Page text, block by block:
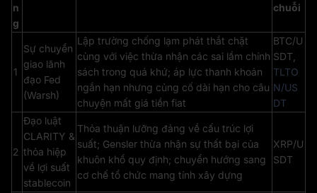
n
g
chuỗi
1
Sự chuyển
giao lãnh
đạo Fed
(Warsh)
Lập trường chống lạm phát thắt chặt
cùng với việc thừa nhận các sai lầm chính
sách trong quá khứ; áp lực thanh khoản
ngắn hạn nhưng củng cố dài hạn cho câu
chuyện mất giá tiền fiat
BTC/U
SDT,
TLTO
N/US
DT
2
Đạo luật
CLARITY &
thỏa hiệp
về lợi suất
stablecoin
Thỏa thuận lưỡng đảng về cấu trúc lợi
suất; Gensler thừa nhận sự thất bại của
khuôn khổ quy định; chuyển hướng sang
cơ chế tổ chức mang tính xây dựng
XRP/U
SDT